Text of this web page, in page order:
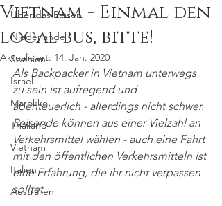
Über das Reisen
Niederlande
Spanien
Israel
Marokko
Thailand
Vietnam
Italien
Australien
Vietnam - Einmal den
local bus, bitte!
Aktualisiert: 14. Jan. 2020
Als Backpacker in Vietnam unterwegs
zu sein ist aufregend und
abenteuerlich - allerdings nicht schwer.
Reisende können aus einer Vielzahl an
Verkehrsmittel wählen - auch eine Fahrt
mit den öffentlichen Verkehrsmitteln ist
eine Erfahrung, die ihr nicht verpassen
solltet.